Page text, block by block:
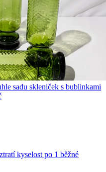
sadu skleniček s bublinkami
kyselost po 1 běžné